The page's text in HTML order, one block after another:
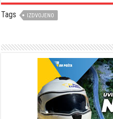
Tags IZDVOJENO